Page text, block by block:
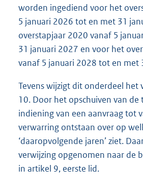
worden ingediend voor het
5 januari 2026 tot en met 31
overstapjaar 2020 vanaf 5
31 januari 2027 en voor het
vanaf 5 januari 2028 tot en met
Tevens wijzigt dit onderdeel het
10. Door het opschuiven van
indiening van een aanvraag tot
verwarring ontstaan over op
‘daaropvolgende jaren’ ziet.
verwijzing opgenomen naar de
in artikel 9, eerste lid.